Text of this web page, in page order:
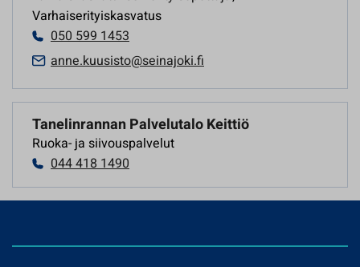
Varhaiserityiskasvatus
050 599 1453
anne.kuusisto@seinajoki.fi
Tanelinrannan Palvelutalo Keittiö
Ruoka- ja siivouspalvelut
044 418 1490